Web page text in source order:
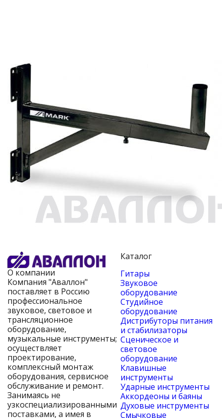
О компании
Компания "Аваллон"
поставляет в Россию
профессиональное
звуковое, световое и
трансляционное
оборудование,
музыкальные инструменты;
осуществляет
проектирование,
комплексный монтаж
оборудования, сервисное
обслуживание и ремонт.
Занимаясь не
узкоспециализированными
поставками, а имея в
Каталог
Гитары
Звуковое
оборудование
Студийное
оборудование
Дистрибуторы питания
и стабилизаторы
Сценическое и
световое
оборудование
Клавишные
инструменты
Ударные инструменты
Аккордеоны и баяны
Духовые инструменты
Смычковые